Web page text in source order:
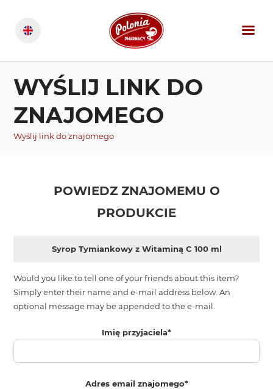
WYŚLIJ LINK DO
ZNAJOMEGO
Wyślij link do znajomego
POWIEDZ ZNAJOMEMU O
PRODUKCIE
Syrop Tymiankowy z Witaminą C 100 ml
Would you like to tell one of your friends about this item?
Simply enter their name and e-mail address below. An
optional message may be appended to the e-mail.
Imię przyjaciela*
Adres email znajomego*